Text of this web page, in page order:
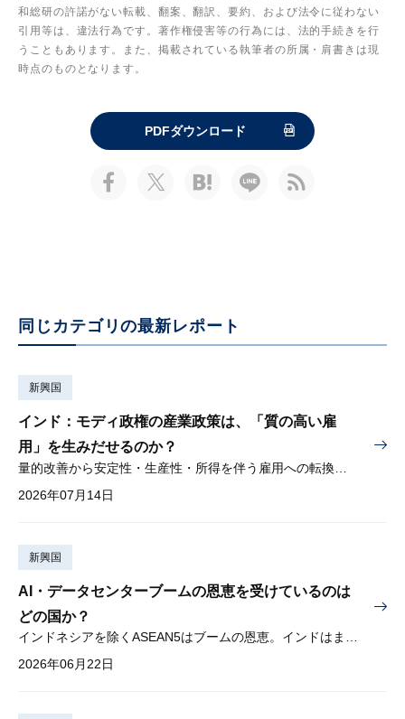
和総研の許諾がない転載、翻案、翻訳、要約、および法令に従わない
引用等は、違法行為です。著作権侵害等の行為には、法的手続きを行
うこともあります。また、掲載されている執筆者の所属・肩書きは現
時点のものとなります。
PDFダウンロード
同じカテゴリの最新レポート
新興国
インド：モディ政権の産業政策は、「質の高い雇
用」を生みだせるのか？
2026年07月14日
新興国
AI・データセンターブームの恩恵を受けているのは
どの国か？
インドネシアを除くASEAN5はブームの恩恵。インドはまだブームに乗り切れず
2026年06月22日